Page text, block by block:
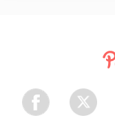
Facebook Twitter